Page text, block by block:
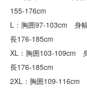
155-176cm
L：胸囲97-103cm
長176-185cm
XL：胸囲103-109cm
長176-185cm
2XL：胸囲109-